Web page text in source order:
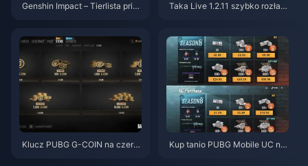
Genshin Impact – Tierlista prior
Taka Live 1.2.11 szybko rozład
ązania
Klucz PUBG G-COIN na czerw
Kup tanio PUBG Mobile UC na